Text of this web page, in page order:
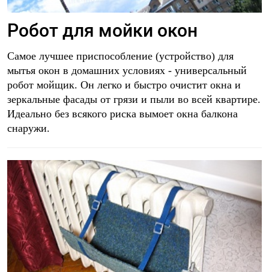
Робот для мойки окон
Самое лучшее приспособление (устройство) для
мытья окон в домашних условиях - универсальный
робот мойщик. Он легко и быстро очистит окна и
зеркальные фасады от грязи и пыли во всей квартире.
Идеально без всякого риска вымоет окна балкона
снаружи.